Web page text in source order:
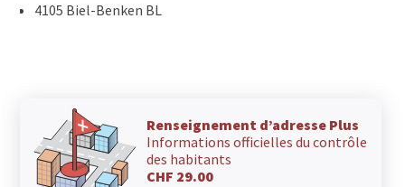
4105 Biel-Benken BL
Renseignement d’adresse Plus
Informations officielles du contrôle
des habitants
CHF 29.00